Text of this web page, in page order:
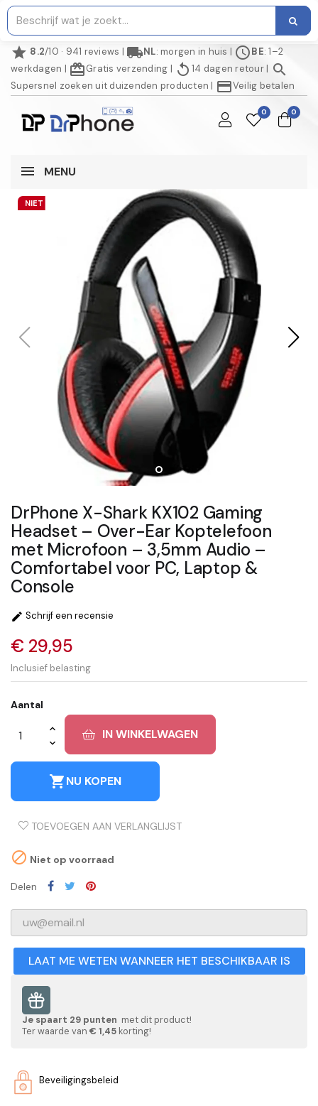
star 8.2/10 · 941 reviews | local_shippingNL: morgen in huis | scheduleBE: 1–2
werkdagen | redeemGratis verzending | replay 14 dagen retour| search
Supersnel zoeken uit duizenden producten | credit_cardVeilig betalen
0 0
MENU
NIET OP VOORRAAD
DrPhone X-Shark KX102 Gaming
Headset – Over-Ear Koptelefoon
met Microfoon – 3,5mm Audio –
Comfortabel voor PC, Laptop &
Console
 Schrijf een recensie
€ 29,95
Inclusief belasting
Aantal
IN WINKELWAGEN
shopping_cartNU KOPEN
TOEVOEGEN AAN VERLANGLIJST
 Niet op voorraad
Delen
LAAT ME WETEN WANNEER HET BESCHIKBAAR IS
Je spaart 29 punten met dit product!
Ter waarde van € 1,45 korting!
Beveiligingsbeleid